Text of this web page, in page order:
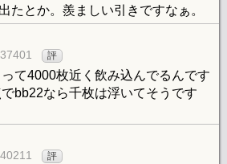
たとか。羨ましい引きですなぁ。
評
て4000枚近く飲み込んでるんです
bb22なら千枚は浮いてそうです
評